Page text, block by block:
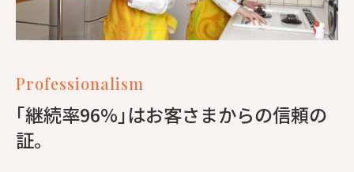
Professionalism
｢継続率96%｣はお客さまからの信頼の
証。